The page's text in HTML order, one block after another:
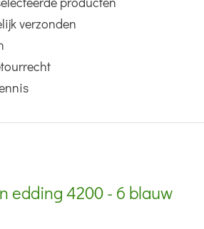
verzonden
edding 4200 - 6 blauw